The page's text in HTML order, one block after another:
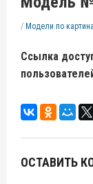
/ Модели по
Ссылка
ОСТАВИТЬ